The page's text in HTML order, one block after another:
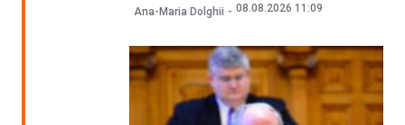
Ana-Maria Dolghii 08.08.2026 11:09